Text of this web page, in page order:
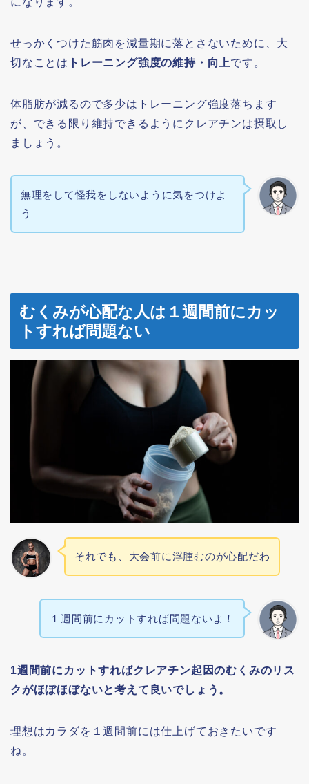
せっかくつけた筋肉を減量期に落とさないために、大
切なことは トレーニング強度の維持・向上です。
体脂肪が減るので多少はトレーニング強度落ちます
が、できる限り維持できるようにクレアチンは摂取し
ましょう。
無理をして怪我をしないように気をつけよ
う
むくみが心配な人は１週間前にカッ
トすれば問題ない
それでも、大会前に浮腫むのが心配だわ
１週間前にカットすれば問題ないよ！
1週間前にカットすればクレアチン起因のむくみのリス
クがほぼほぼないと考えて良いでしょう。
理想はカラダを１週間前には仕上げておきたいです
ね。